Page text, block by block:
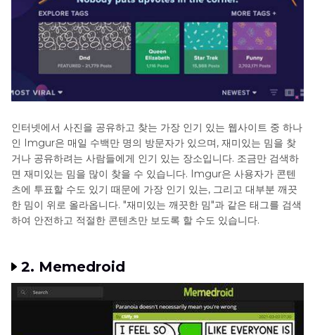
인터넷에서 사진을 공유하고 찾는 가장 인기 있는 웹사이트 중 하나
인 Imgur은 매일 수백만 명의 방문자가 있으며, 재미있는 밈을 찾
거나 공유하려는 사람들에게 인기 있는 장소입니다. 조금만 검색하
면 재미있는 밈을 많이 찾을 수 있습니다. Imgur은 사용자가 콘텐
츠에 투표할 수도 있기 때문에 가장 인기 있는, 그리고 대부분 깨끗
한 밈이 위로 올라옵니다. "재미있는 깨끗한 밈"과 같은 태그를 검색
하여 안전하고 적절한 콘텐츠만 보도록 할 수도 있습니다.
2. Memedroid